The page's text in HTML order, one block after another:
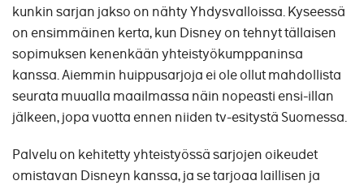
kunkin sarjan jakso on nähty Yhdysvalloissa. Kyseessä
on ensimmäinen kerta, kun Disney on tehnyt tällaisen
sopimuksen kenenkään yhteistyökumppaninsa
kanssa. Aiemmin huippusarjoja ei ole ollut mahdollista
seurata muualla maailmassa näin nopeasti ensi-illan
jälkeen, jopa vuotta ennen niiden tv-esitystä Suomessa.
Palvelu on kehitetty yhteistyössä sarjojen oikeudet
omistavan Disneyn kanssa, ja se tarjoaa laillisen ja